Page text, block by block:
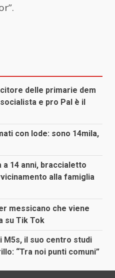
delle primarie dem
e pro Pal è il
con lode: sono 14mila,
14 anni, braccialetto
alla famiglia
messicano che viene
su Tik Tok
M5s, il suo centro studi
“Tra noi punti comuni”